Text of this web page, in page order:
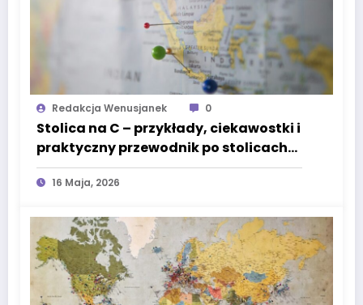
Redakcja Wenusjanek 0
Stolica na C – przykłady, ciekawostki i
praktyczny przewodnik po stolicach
świata
16 Maja, 2026